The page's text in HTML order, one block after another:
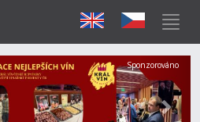
Další
Sponzorováno